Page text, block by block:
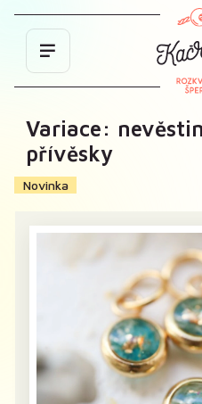
Variace:
přívěsky
Novinka